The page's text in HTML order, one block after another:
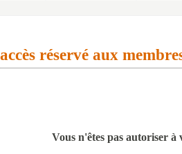
accès réservé aux
Vous n'êtes pas autoriser à